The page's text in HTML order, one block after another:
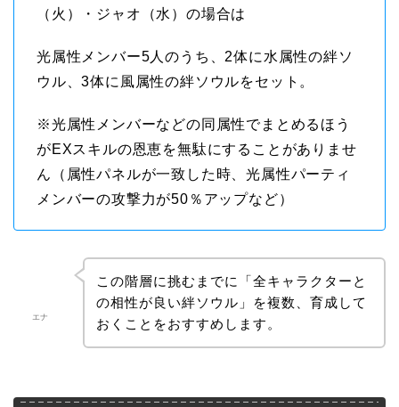
（火）・ジャオ（水）の場合は
光属性メンバー5人のうち、2体に水属性の絆ソ
ウル、3体に風属性の絆ソウルをセット。
※光属性メンバーなどの同属性でまとめるほう
がEXスキルの恩恵を無駄にすることがありませ
ん（属性パネルが一致した時、光属性パーティ
メンバーの攻撃力が50％アップなど）
エナ
この階層に挑むまでに「全キャラクターと
の相性が良い絆ソウル」を複数、育成して
おくことをおすすめします。